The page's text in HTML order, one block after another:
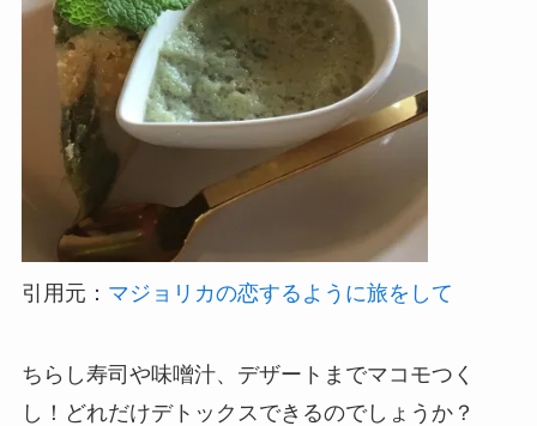
引用元： マジョリカの恋するように旅をして
ちらし寿司や味噌汁、デザートまでマコモつく
し！どれだけデトックスできるのでしょうか？